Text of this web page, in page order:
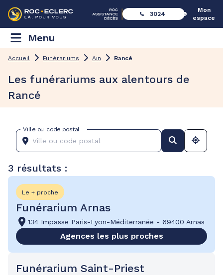
3024
Mon
espace
Menu
Accueil Funérariums Ain Rancé
Les funérariums aux alentours de
Rancé
Ville ou code postal
3 résultats :
Le + proche
Funérarium Arnas
134 Impasse Paris-Lyon-Méditerranée - 69400 Arnas
Agences les plus proches
Funérarium Saint-Priest